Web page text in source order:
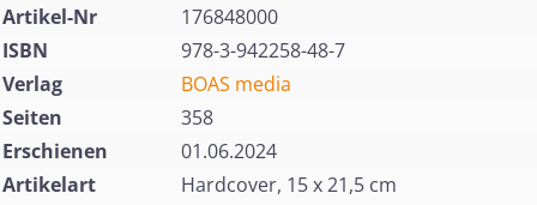
Artikel-Nr
176848000
ISBN
978-3-942258-48-7
Verlag
BOAS media
Seiten
358
Erschienen
01.06.2024
Artikelart
Hardcover, 15 x 21,5 cm